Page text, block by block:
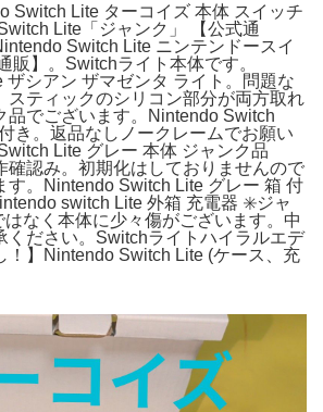
Switch Lite ターコイズ 本体 スイッチ
Lite「ジャンク」 【公式通
Switch Lite ニンテンドースイ
販】。Switchライト本体です。
ザシアン ザマゼンタ ライト。問題な
スティックのシリコン部分が両方取れ
品でございます。Nintendo Switch
き。返品なしノークレームでお願い
Lite グレー 本体 ジャンク品
確認み。初期化はしておりませんので
す。Nintendo Switch Lite グレー 箱 付
switch Lite 外箱 充電器 ✳️ジャ
なく本体に少々傷がございます。中
ください。Switchライトハイラルエデ
！】Nintendo Switch Lite (ケース、充